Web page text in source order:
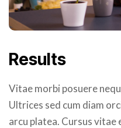
Results
Vitae morbi posuere
Ultrices sed cum diam
arcu platea. Cursus vitae